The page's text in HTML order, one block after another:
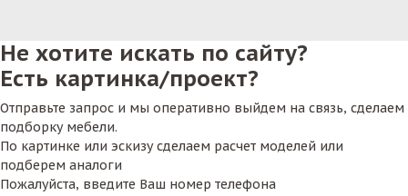
Не хотите искать по сайту?
Есть картинка/проект?
Отправьте запрос и мы оперативно выйдем на связь, сделаем
подборку мебели.
По картинке или эскизу сделаем расчет моделей или
подберем аналоги
Пожалуйста, введите Ваш номер телефона